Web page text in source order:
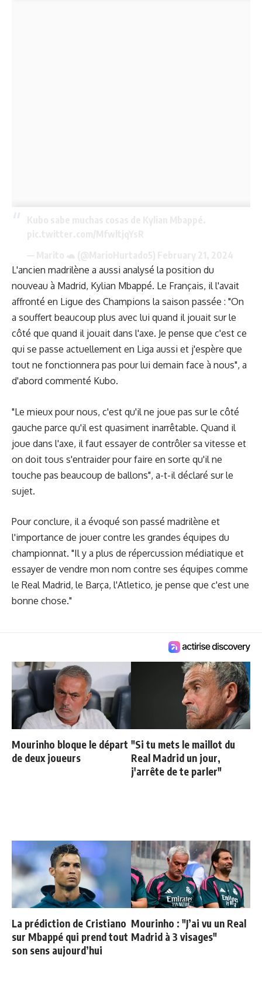
L'ancien madrilène a aussi analysé la position du
nouveau à Madrid, Kylian Mbappé. Le Français, il l'avait
affronté en Ligue des Champions la saison passée : "On
a souffert beaucoup plus avec lui quand il jouait sur le
côté que quand il jouait dans l'axe. Je pense que c'est ce
qui se passe actuellement en Liga aussi et j'espère que
tout ne fonctionnera pas pour lui demain face à nous", a
d'abord commenté Kubo.
"Le mieux pour nous, c'est qu'il ne joue pas sur le côté
gauche parce qu'il est quasiment inarrêtable. Quand il
joue dans l'axe, il faut essayer de contrôler sa vitesse et
on doit tous s'entraider pour faire en sorte qu'il ne
touche pas beaucoup de ballons", a-t-il déclaré sur le
sujet.
Pour conclure, il a évoqué son passé madrilène et
l'importance de jouer contre les grandes équipes du
championnat. "Il y a plus de répercussion médiatique et
essayer de vendre mon nom contre ses équipes comme
le Real Madrid, le Barça, l'Atletico, je pense que c'est une
bonne chose."
Mourinho bloque le départ
de deux joueurs
"Si tu mets le maillot du
Real Madrid un jour,
j'arrête de te parler"
La prédiction de Cristiano
sur Mbappé qui prend tout
son sens aujourd’hui
Mourinho : "J’ai vu un Real
Madrid à 3 visages"